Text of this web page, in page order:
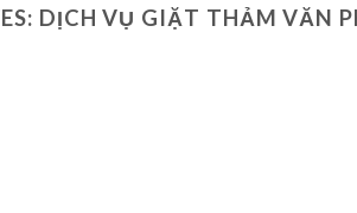
DỊCH VỤ GIẶT THẢM VĂN